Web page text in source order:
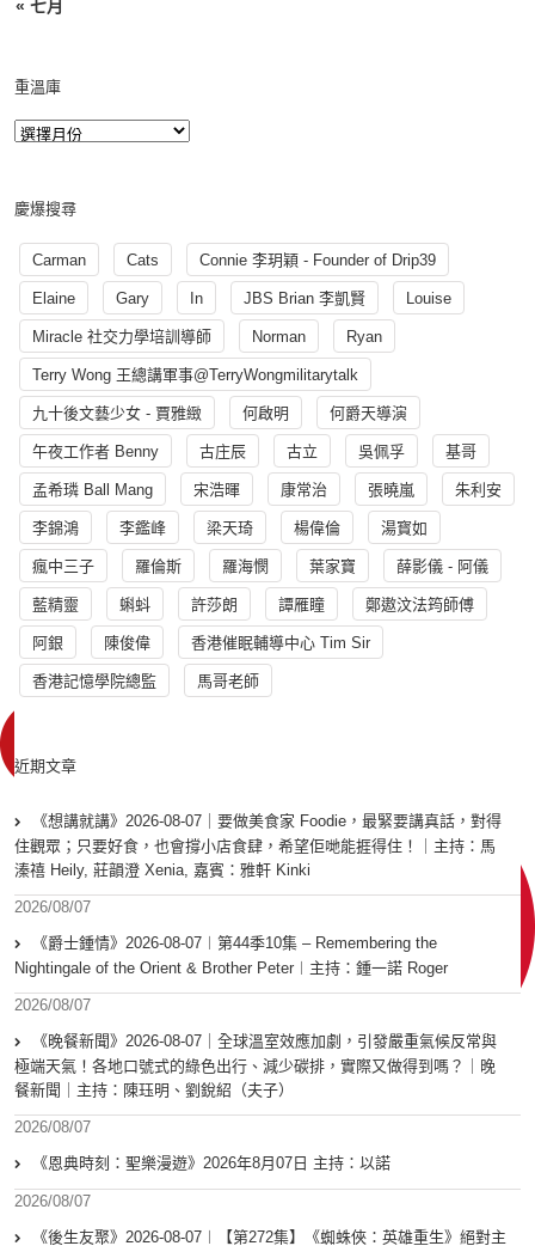
« 七月
重溫庫
慶爆搜尋
Carman Cats Connie 李玥穎 - Founder of Drip39
Elaine Gary In JBS Brian 李凱賢 Louise
Miracle 社交力學培訓導師 Norman Ryan
Terry Wong 王總講軍事@TerryWongmilitarytalk
九十後文藝少女 - 賈雅緻 何啟明 何爵天導演
午夜工作者 Benny 古庄辰 古立 吳佩孚 基哥
孟希璘 Ball Mang 宋浩暉 康常治 張曉嵐 朱利安
李錦鴻 李鑑峰 梁天琦 楊偉倫 湯寳如
瘋中三子 羅倫斯 羅海憫 葉家寶 薛影儀 - 阿儀
藍精靈 蝌蚪 許莎朗 譚雁瞳 鄭遨汶法筠師傅
阿銀 陳俊偉 香港催眠輔導中心 Tim Sir
香港記憶學院總監 馬哥老師
近期文章
《想講就講》2026-08-07｜要做美食家 Foodie，最緊要講真話，對得
住觀眾；只要好食，也會撐小店食肆，希望佢哋能捱得住！｜主持：馬
溱禧 Heily, 莊韻澄 Xenia, 嘉賓：雅軒 Kinki
2026/08/07
《爵士鍾情》2026-08-07︱第44季10集 – Remembering the
Nightingale of the Orient & Brother Peter︱主持：鍾一諾 Roger
2026/08/07
《晚餐新聞》2026-08-07｜全球溫室效應加劇，引發嚴重氣候反常與
極端天氣！各地口號式的綠色出行、減少碳排，實際又做得到嗎？｜晚
餐新聞｜主持：陳珏明、劉銳紹（夫子）
2026/08/07
《恩典時刻：聖樂漫遊》2026年8月07日 主持：以諾
2026/08/07
《後生友聚》2026-08-07︱【第272集】《蜘蛛俠：英雄重生》絕對主